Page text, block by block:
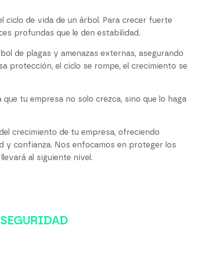
ciclo de vida de un árbol. Para crecer fuerte
profundas que le den estabilidad.
de plagas y amenazas externas, asegurando
protección, el ciclo se rompe, el crecimiento se
tu empresa no solo crezca, sino que lo haga
crecimiento de tu empresa, ofreciendo
y confianza. Nos enfocamos en proteger los
al siguiente nivel.